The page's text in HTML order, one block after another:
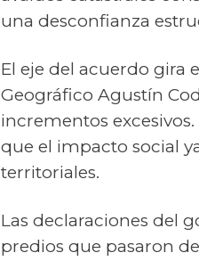
una desconfianza
El eje del acuerdo gira
Geográfico Agustín
incrementos
que el impacto social
territoriales.
Las declaraciones del
predios que pasaron